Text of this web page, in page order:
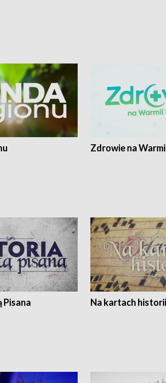
Zdrowie na
Pisana Na kartach historii